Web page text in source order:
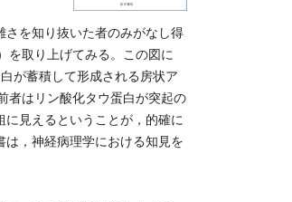
を知り抜いた者のみがなし得
を取り上げてみる。この図に
が蓄積して形成される房状ア
者はリン酸化タウ蛋白が突起の
見えるということが，的確に
，神経病理学における知見を